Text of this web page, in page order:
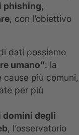
phishing,
, con l’obiettivo
dati possiamo
umano”: la
più comuni,
per più
domini degli
, l’osservatorio